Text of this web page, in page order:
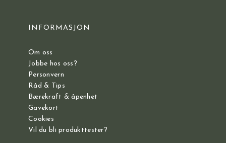
INFORMASJON
Om oss
Jobbe hos oss?
Personvern
Råd & Tips
Bærekraft & åpenhet
Gavekort
Cookies
Vil du bli produkttester?